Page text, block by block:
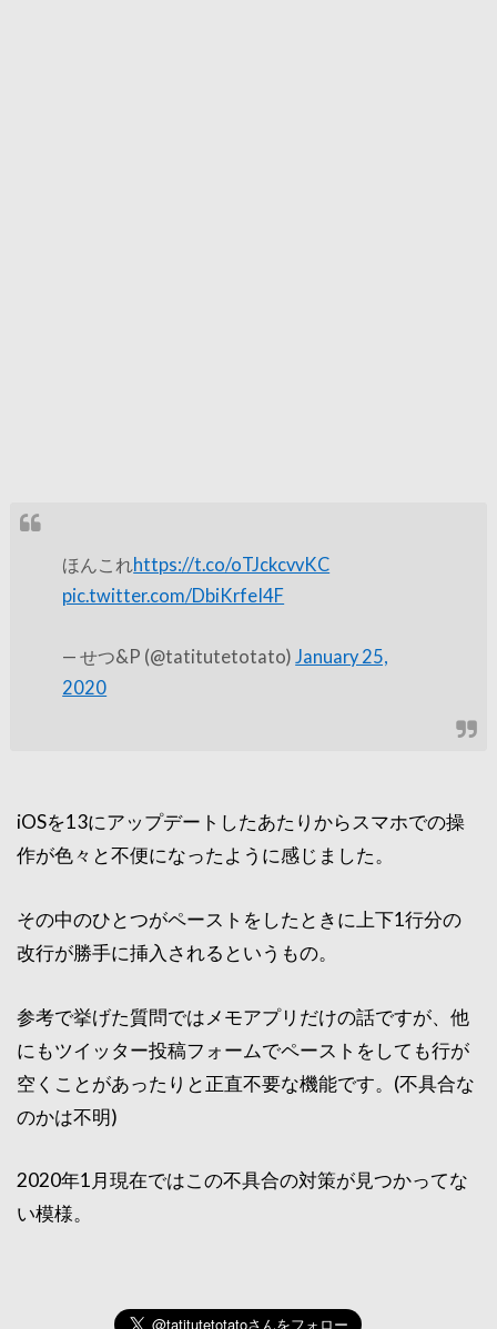
ほんこれhttps://t.co/oTJckcvvKC
pic.twitter.com/DbiKrfeI4F
— せつ&P (@tatitutetotato) January 25,
2020
iOSを13にアップデートしたあたりからスマホでの操
作が色々と不便になったように感じました。
その中のひとつがペーストをしたときに上下1行分の
改行が勝手に挿入されるというもの。
参考で挙げた質問ではメモアプリだけの話ですが、他
にもツイッター投稿フォームでペーストをしても行が
空くことがあったりと正直不要な機能です。(不具合な
のかは不明)
2020年1月現在ではこの不具合の対策が見つかってな
い模様。